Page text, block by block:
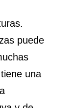
puede
una